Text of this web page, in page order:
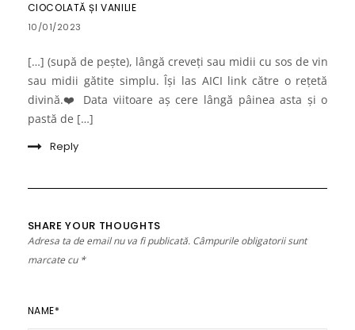
CIOCOLATĂ ȘI VANILIE
10/01/2023
[…] (supă de peşte), lângă creveți sau midii cu sos de vin
sau midii gătite simplu. Își las AICI link către o rețetă
divină.❤️ Data viitoare aș cere lângă pâinea asta și o
pastă de […]
Reply
SHARE YOUR THOUGHTS
Adresa ta de email nu va fi publicată. Câmpurile obligatorii sunt
marcate cu *
NAME*